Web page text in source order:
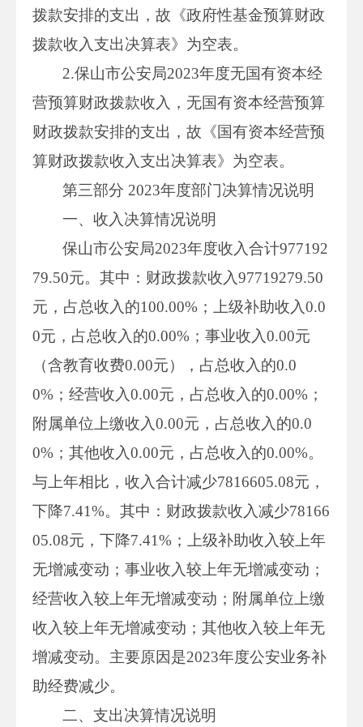
拨款安排的支出，故《政府性基金预算财政
拨款收入支出决算表》为空表。
2.保山市公安局2023年度无国有资本经
营预算财政拨款收入，无国有资本经营预算
财政拨款安排的支出，故《国有资本经营预
算财政拨款收入支出决算表》为空表。
第三部分 2023年度部门决算情况说明
一、收入决算情况说明
保山市公安局2023年度收入合计977192
79.50元。其中：财政拨款收入97719279.50
元，占总收入的100.00%；上级补助收入0.0
0元，占总收入的0.00%；事业收入0.00元
（含教育收费0.00元），占总收入的0.0
0%；经营收入0.00元，占总收入的0.00%；
附属单位上缴收入0.00元，占总收入的0.0
0%；其他收入0.00元，占总收入的0.00%。
与上年相比，收入合计减少7816605.08元，
下降7.41%。其中：财政拨款收入减少78166
05.08元，下降7.41%；上级补助收入较上年
无增减变动；事业收入较上年无增减变动；
经营收入较上年无增减变动；附属单位上缴
收入较上年无增减变动；其他收入较上年无
增减变动。主要原因是2023年度公安业务补
助经费减少。
二、支出决算情况说明